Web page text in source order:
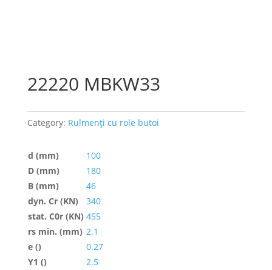
22220 MBKW33
Category: Rulmenți cu role butoi
d (mm)
100
D (mm)
180
B (mm)
46
dyn. Cr (KN)
340
stat. C0r (KN) 455
rs min. (mm) 2.1
e ()
0.27
Y1 ()
2.5